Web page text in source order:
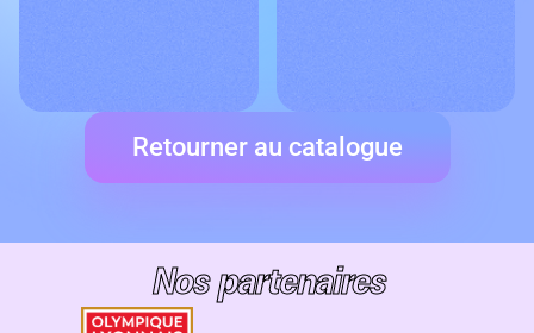
Retourner au catalogue
Nos partenaires